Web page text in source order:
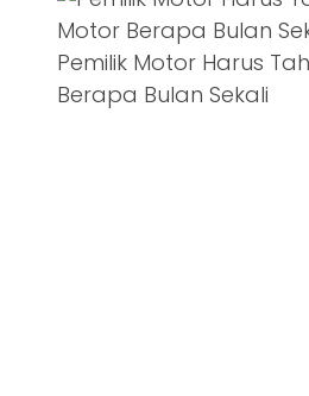
Pemilik Motor Harus
Berapa Bulan Sekali